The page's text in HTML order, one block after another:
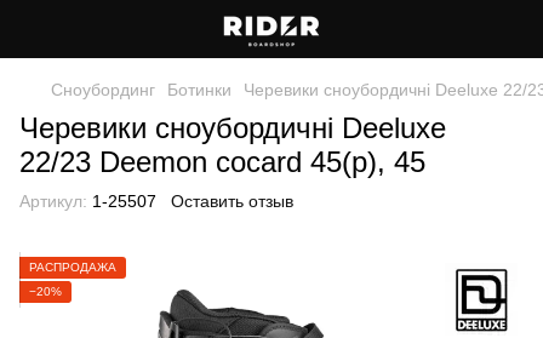
Сноубординг Ботинки Черевики сноубордичні Deeluxe 22/
Черевики сноубордичні Deeluxe
22/23 Deemon cocard 45(р), 45
Артикул: 1-25507 Оставить отзыв
РАСПРОДАЖА
−20%